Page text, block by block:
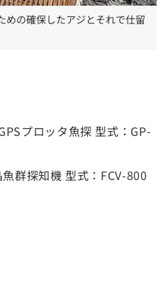
めの確保したアジとそれで仕留
プロッタ魚探 型式：GP-
群探知機 型式：FCV-800